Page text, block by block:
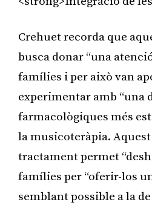
Crehuet recorda que
busca donar “una
famílies i per això van
experimentar amb “una
farmacològiques més
la musicoteràpia.
tractament permet
famílies per “oferir-los
semblant possible a la